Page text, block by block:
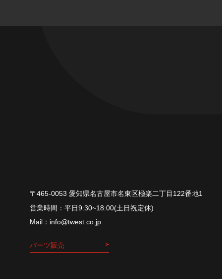
〒465-0053 愛知県名古屋市名東区極楽二丁目122番地1
平⽇9:30~18:00(⼟⽇祝定休)
info@twest.co.jp
パーツ販売